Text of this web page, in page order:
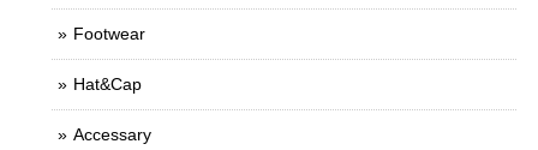
Footwear
Hat&Cap
Accessary